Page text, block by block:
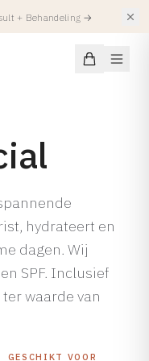
+ Behandeling →
hydrateert en
dagen. Wij
SPF. Inclusief
waarde van
GESCHIKT VOOR